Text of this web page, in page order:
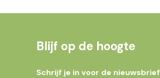
Blijf op de hoogte
Schrijf je in voor de nieuwsbrief